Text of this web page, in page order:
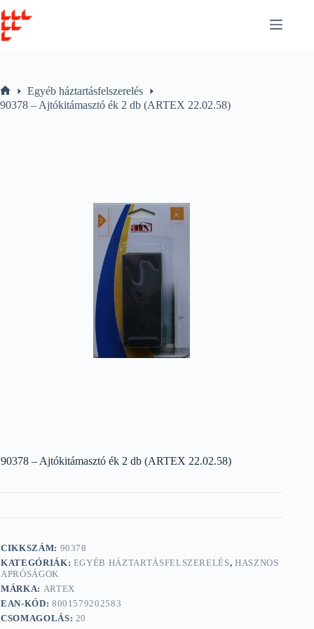
to
content
Home
Egyéb háztartásfelszerelés
90378 – Ajtókitámasztó ék 2 db (ARTEX 22.02.58)
90378 – Ajtókitámasztó ék 2 db (ARTEX 22.02.58)
CIKKSZÁM: 90378
KATEGÓRIÁK: EGYÉB HÁZTARTÁSFELSZERELÉS,HASZNOS
APRÓSÁGOK
MÁRKA: ARTEX
EAN-KÓD: 8001579202583
CSOMAGOLÁS: 20